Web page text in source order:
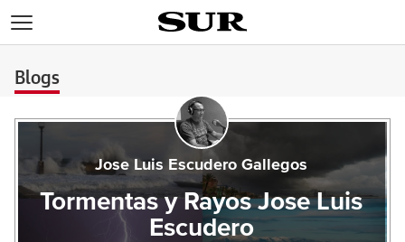
Blogs
Jose Luis Escudero Gallegos
Tormentas y Rayos Jose Luis
Escudero